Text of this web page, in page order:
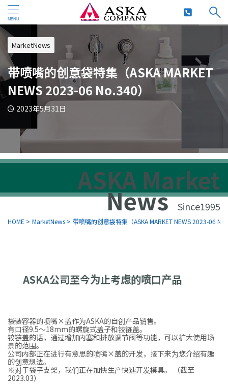
MarketNews
带喷嘴的创意袋特集（ASKA MARKET
NEWS 2023-06 No.340）
2023年5月31日
ASKA Market
News Since1995
HOME > MarketNews > 带喷嘴的创意袋特集（ASKA MARKET NEWS 2023-06
ASKA公司至今为止考虑的喷口产品
袋装容器的喷嘴×盖作为ASKA的自创产品销售。
有口径9.5～18mm的螺旋式盖子和铰链盖。
铰链盖的话，通过增加内塞和排放调节阀等功能，可以扩大使用场
景的范围。
公司内部正在进行有意思的喷嘴×盖的开发，接下来为您介绍有趣
的创意想法。
※对于袋子支架，我们正在加快生产快速开发模具。 （截至
2023.03）